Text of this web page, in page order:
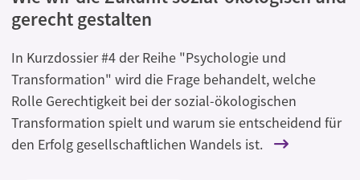
gerecht gestalten
In Kurzdossier #4 der Reihe "Psychologie und
Transformation" wird die Frage behandelt, welche
Rolle Gerechtigkeit bei der sozial-ökologischen
Transformation spielt und warum sie entscheidend für
den Erfolg gesellschaftlichen Wandels ist.